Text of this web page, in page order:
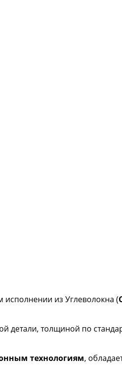
исполнении из Углеволокна (
детали, толщиной по
технологиям,